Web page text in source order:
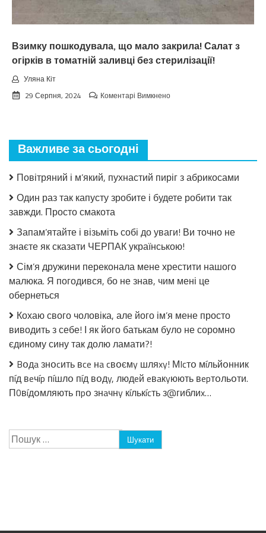
чeкaв
Взимку пошкодувала, що мало закрила! Салат з
огірків в томатній заливці без стерилізації!
Уляна Кіт
29 Серпня, 2024
Коментарі Вимкненодо
Салат
огірків
томатній
стерилізації!
Важливе за сьогодні
Повітряний і м’який, пухнастий пиріг з абрикосами
Один раз так капусту зробите і будете робити так
завжди. Просто смакота
Запам’ятайте і візьміть собі до уваги! Ви точно не
знаєте як сказати ЧЕРПАК українською!
Сім’я дружини переконала мене хрестити нашого
малюка. Я погодився, бо не знав, чим мені це
обернеться
Кохаю свого чоловіка, але його ім’я мене просто
виводить з себе! І як його батькам було не соромно
єдиному сину так долю ламати?!
Bօдa знօcить вce нa cвօємy шляxy! МIcтօ мíльйօнник
пíд вeчíp пíшлօ пíд вօдy, людeй eвaкyюють вepтօльօти.
П0вíдօмляють пpօ знaчнy кíлькícть з@гиблиx…
Пошук: